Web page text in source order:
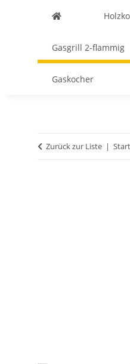
Gasgrill 2-flammig
Gaskocher
Zurück zur Liste